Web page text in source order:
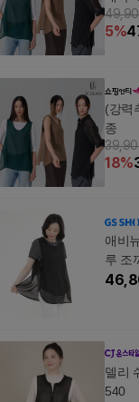
5%
(강력
종
18%
애비
루 조
델리
540